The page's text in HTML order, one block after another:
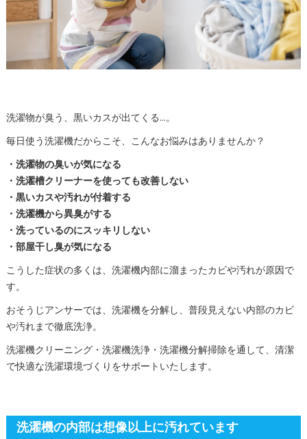
洗濯物が臭う、黒いカスが出てくる…。
毎日使う洗濯機だからこそ、こんなお悩みはありませんか？
・洗濯物の臭いが気になる
・洗濯槽クリーナーを使っても改善しない
・黒いカスや汚れが付着する
・洗濯機から異臭がする
・洗っているのにスッキリしない
・部屋干し臭が気になる
こうした症状の多くは、洗濯機内部に溜まったカビや汚れが原因で
す。
おそうじアンサーでは、洗濯機を分解し、普段見えない内部のカビ
や汚れまで徹底洗浄。
洗濯機クリーニング・洗濯機洗浄・洗濯機分解掃除を通して、清潔
で快適な洗濯環境づくりをサポートいたします。
洗濯機の内部は想像以上に汚れています